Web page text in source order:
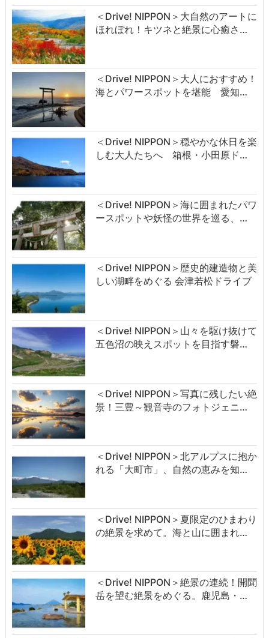
＜Drive! NIPPON＞大自然のアートに
ほれぼれ！キツネと絶景に心癒さ…
＜Drive! NIPPON＞大人におすすめ！
海とパワースポットを堪能 愛知…
＜Drive! NIPPON＞穏やかな休日を楽
しむ大人たちへ 箱根・小田原ド…
＜Drive! NIPPON＞海に囲まれたパワ
ースポットや妖怪の世界を巡る、…
＜Drive! NIPPON＞歴史的建造物と美
しい湖畔をめぐる 会津若松ドライブ
＜Drive! NIPPON＞山々を駆け抜けて
五色沼の映えスポットを目指す磐…
＜Drive! NIPPON＞写真に残したい絶
景！三豊～観音寺のフォトジェニ…
＜Drive! NIPPON＞北アルプスに抱か
れる「大町市」、自然の恵みを知…
＜Drive! NIPPON＞夏限定のひまわり
の絶景を求めて。海と山に囲まれ…
＜Drive! NIPPON＞絶景の連続！開聞
岳を望む絶景をめぐる。鹿児島・…